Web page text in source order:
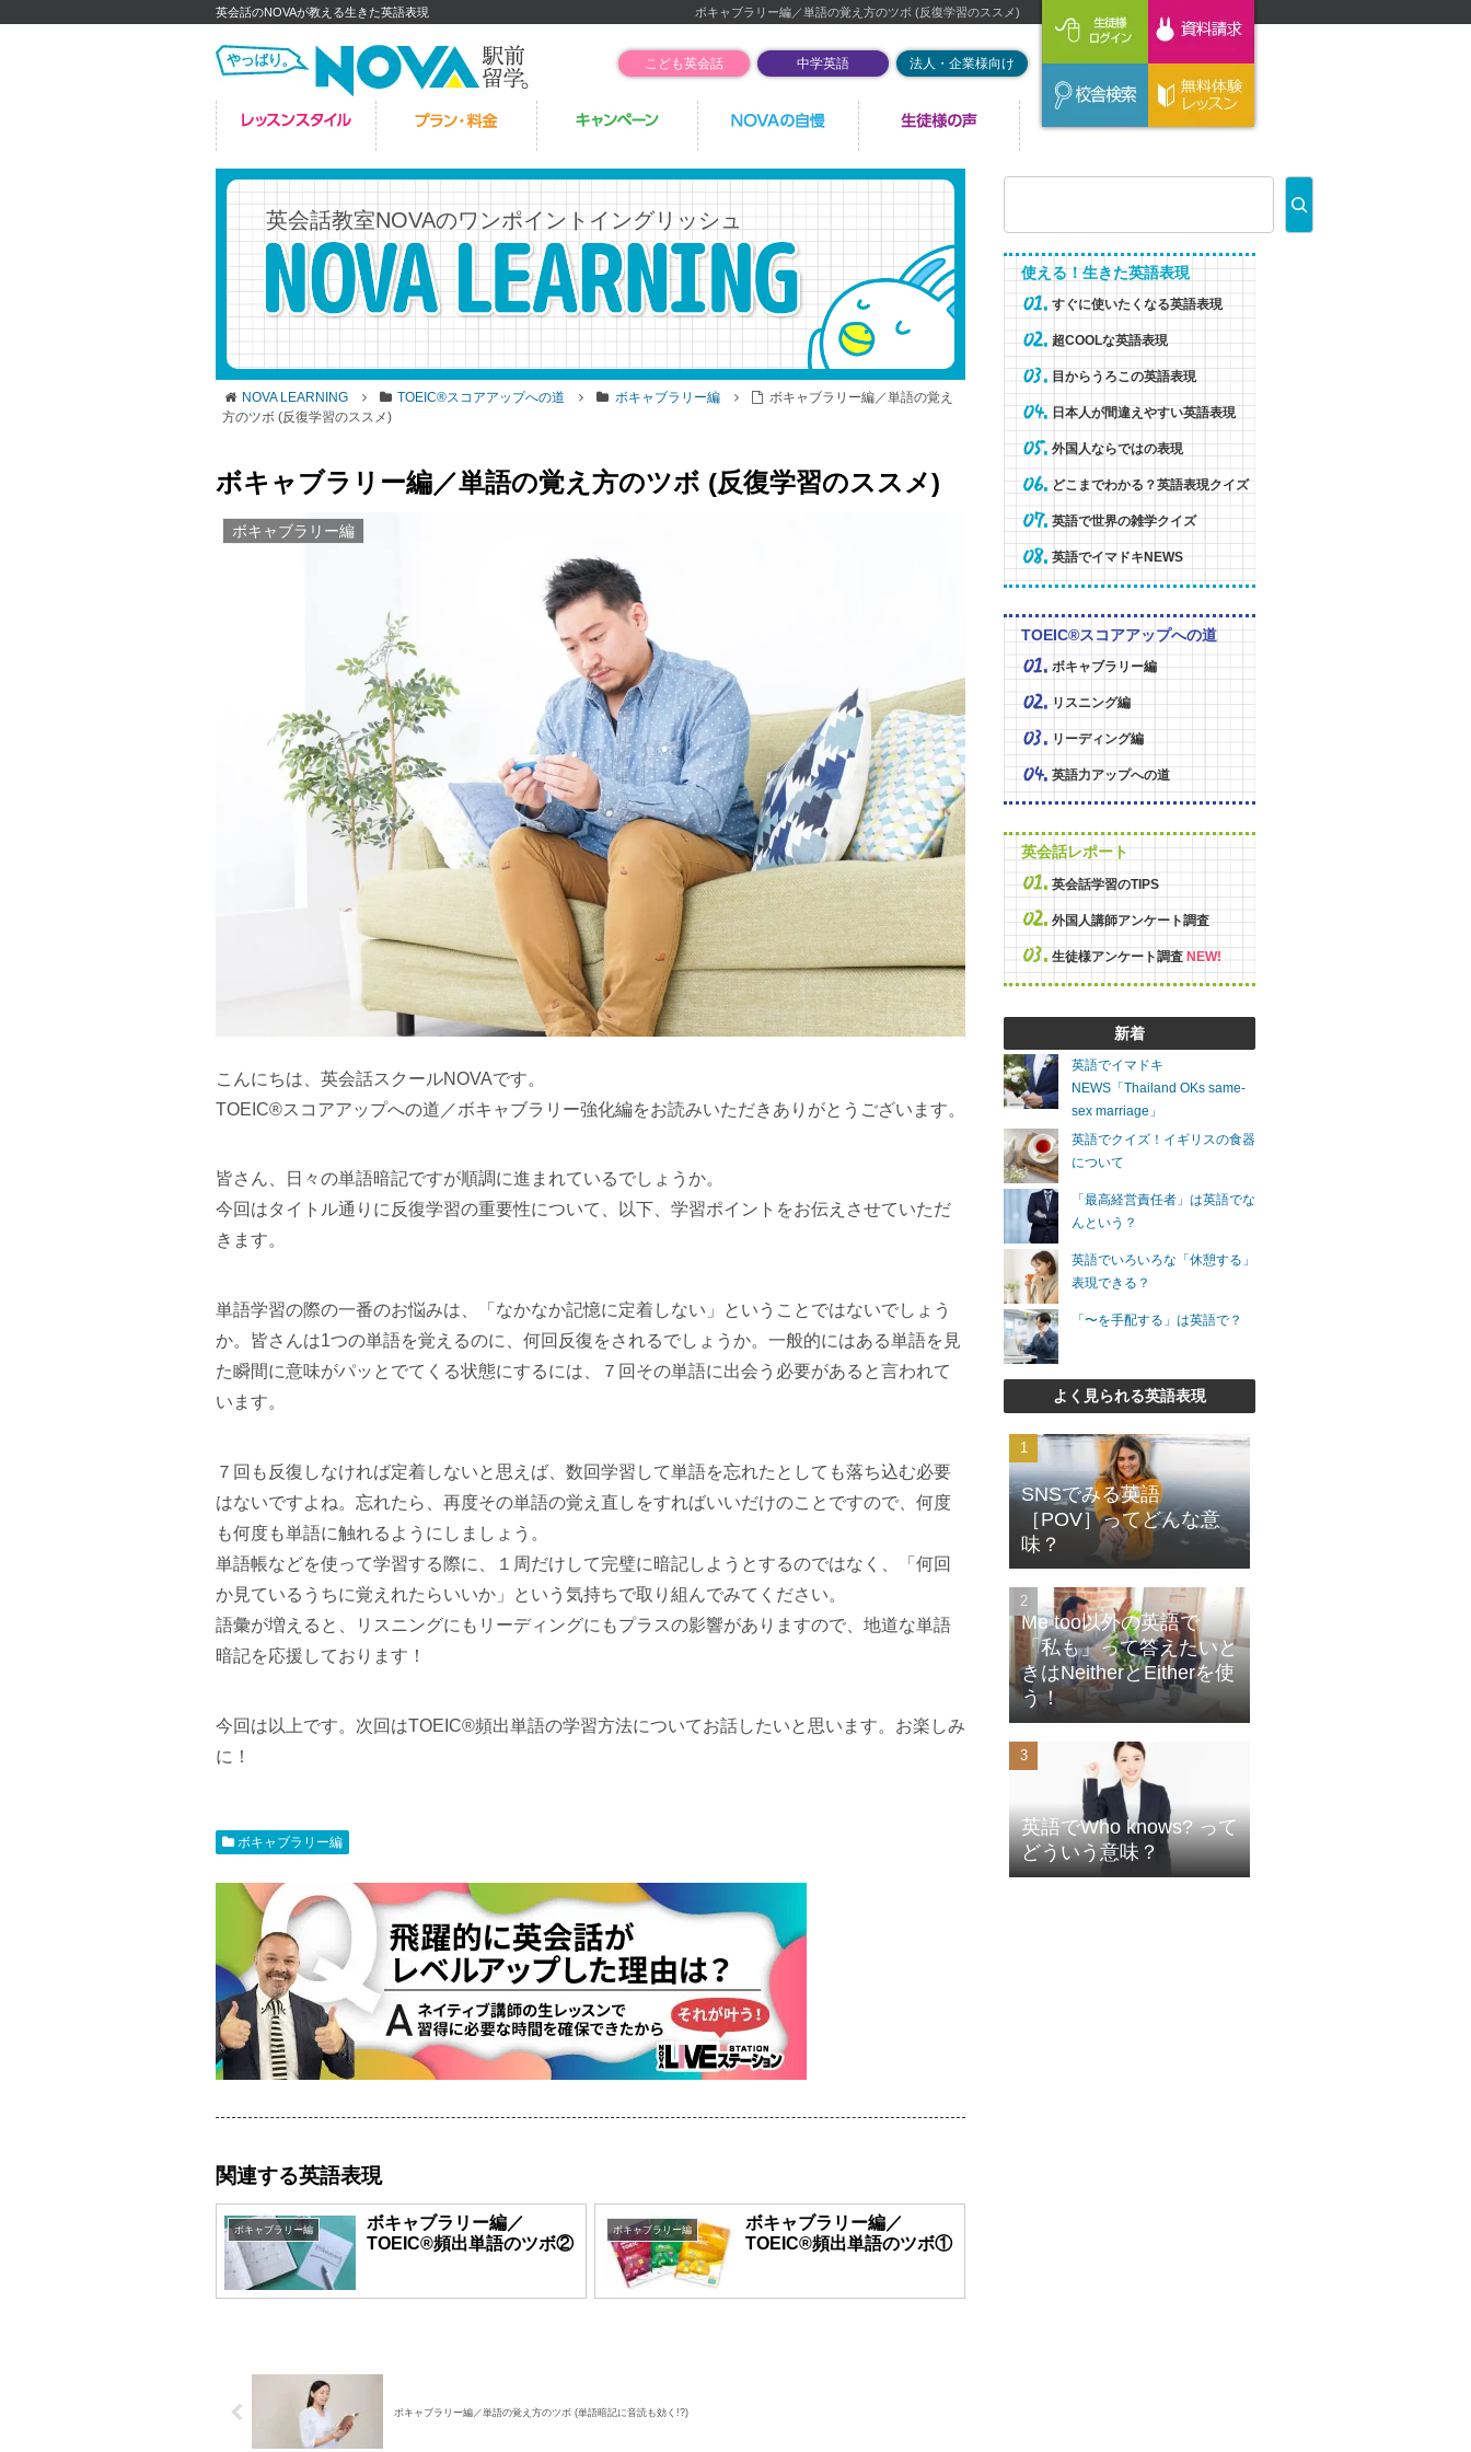
英会話のNOVAが教える生きた英語表現 ボキャブラリー編／単語の覚え方のツボ (反復学習のススメ)
こども英会話 中学英語 法人・企業様向け
英会話教室NOVAのワンポイントイングリッシュ
NOVA LEARNING TOEIC®スコアアップへの道 ボキャブラリー編
ボキャブラリー編／単語の覚え
方のツボ (反復学習のススメ)
ボキャブラリー編／単語の覚え方のツボ (反復学習のススメ)
ボキャブラリー編
こんにちは、英会話スクールNOVAです。
TOEIC®スコアアップへの道／ボキャブラリー強化編をお読みいただきありがとうございます。
皆さん、日々の単語暗記ですが順調に進まれているでしょうか。
今回はタイトル通りに反復学習の重要性について、以下、学習ポイントをお伝えさせていただ
きます。
単語学習の際の一番のお悩みは、「なかなか記憶に定着しない」ということではないでしょう
か。皆さんは1つの単語を覚えるのに、何回反復をされるでしょうか。一般的にはある単語を見
た瞬間に意味がパッとでてくる状態にするには、７回その単語に出会う必要があると言われて
います。
７回も反復しなければ定着しないと思えば、数回学習して単語を忘れたとしても落ち込む必要
はないですよね。忘れたら、再度その単語の覚え直しをすればいいだけのことですので、何度
も何度も単語に触れるようにしましょう。
単語帳などを使って学習する際に、１周だけして完璧に暗記しようとするのではなく、「何回
か見ているうちに覚えれたらいいか」という気持ちで取り組んでみてください。
語彙が増えると、リスニングにもリーディングにもプラスの影響がありますので、地道な単語
暗記を応援しております！
今回は以上です。次回はTOEIC®頻出単語の学習方法についてお話したいと思います。お楽しみ
に！
ボキャブラリー編
関連する英語表現
ボキャブラリー編
ボキャブラリー編／
TOEIC®頻出単語のツボ②
ボキャブラリー編
ボキャブラリー編／
TOEIC®頻出単語のツボ①
ボキャブラリー編／単語の覚え方のツボ (単語暗記に音読も効く!?)
使える！生きた英語表現
すぐに使いたくなる英語表現
超COOLな英語表現
目からうろこの英語表現
日本人が間違えやすい英語表現
外国人ならではの表現
どこまでわかる？英語表現クイズ
英語で世界の雑学クイズ
英語でイマドキNEWS
TOEIC®スコアアップへの道
ボキャブラリー編
リスニング編
リーディング編
英語力アップへの道
英会話レポート
英会話学習のTIPS
外国人講師アンケート調査
生徒様アンケート調査
新着
英語でイマドキ
NEWS「Thailand OKs same-
sex marriage」
英語でクイズ！イギリスの食器
について
「最高経営責任者」は英語でな
んという？
英語でいろいろな「休憩する」
表現できる？
「〜を手配する」は英語で？
よく見られる英語表現
SNSでみる英語
［POV］ってどんな意
味？
Me too以外の英語で
「私も」って答えたいと
きはNeitherとEitherを使
う！
英語でWho knows? って
どういう意味？